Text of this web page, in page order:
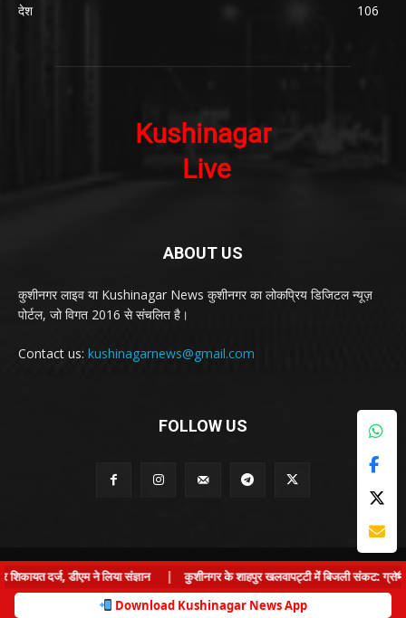
देश
106
ABOUT US
कुशीनगर लाइव या Kushinagar News कुशीनगर का लोकप्रिय डिजिटल न्यूज़
पोर्टल, जो विगत 2016 से संचलित है।
Contact us: kushinagarnews@gmail.com
FOLLOW US
© Kushinagar Live - 2022
Home About us Privacy Policy Contact us
×
दर्ज, डीएम ने लिया संज्ञान |
कुशीनगर के शाहपुर खलवापट्टी में बिजली संकट: ग्राम
Download Kushinagar News App